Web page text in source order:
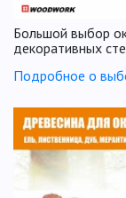
Большой выбор
декоративных
Подробное о